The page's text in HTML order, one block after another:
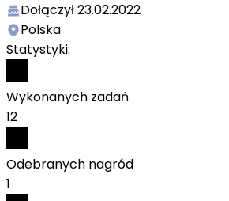
Dołączył23.02.2022
Polska
Statystyki:
Wykonanych zadań
12
Odebranych nagród
1